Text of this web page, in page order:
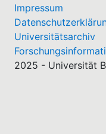
Impressum
Universitätsarchiv
2025 - Universität